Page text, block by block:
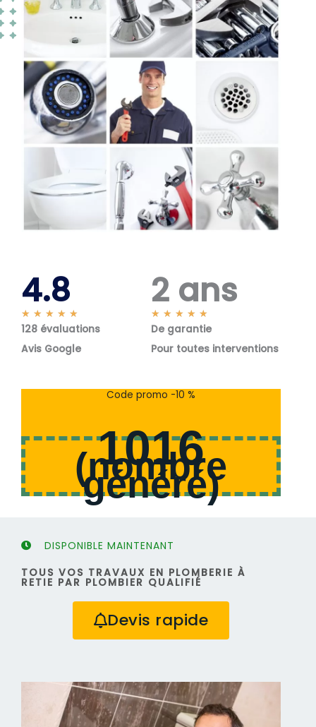
4.8
★ ★ ★ ★ ★
o
s
128 évaluations
Avis Google
2 ans
★ ★ ★ ★ ★
o
s
De garantie
Pour toutes interventions
Code promo -10 %
1016
(nombre
généré)
DISPONIBLE MAINTENANT
TOUS VOS TRAVAUX EN PLOMBERIE À
RETIE PAR PLOMBIER QUALIFIÉ
Devis rapide